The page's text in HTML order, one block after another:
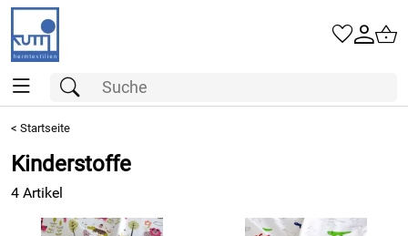
< Startseite
Kinderstoffe
4 Artikel